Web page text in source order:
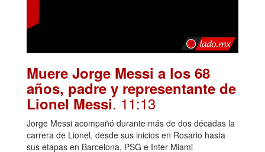
Muere Jorge Messi a los 68
años, padre y representante de
Lionel Messi. 11:13
Jorge Messi acompañó durante más de dos décadas la
carrera de Lionel, desde sus inicios en Rosario hasta
sus etapas en Barcelona, PSG e Inter Miami